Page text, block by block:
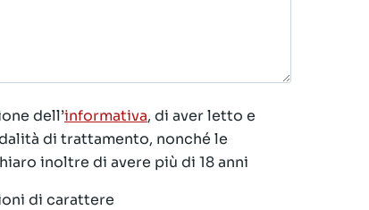
dell’informativa, di aver letto e
di trattamento, nonché le
inoltre di avere più di 18 anni
di carattere